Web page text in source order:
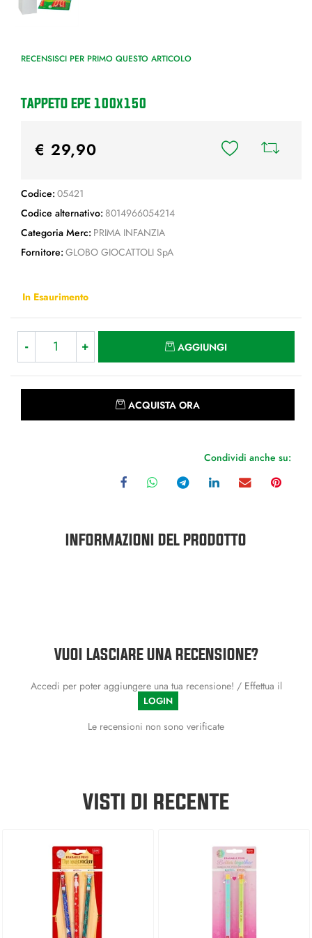
RECENSISCI PER PRIMO QUESTO ARTICOLO
TAPPETO EPE 100x150
€ 29,90
Codice: 05421
Codice alternativo: 8014966054214
Categoria Merc: PRIMA INFANZIA
Fornitore: GLOBO GIOCATTOLI SpA
In Esaurimento
AGGIUNGI
ACQUISTA ORA
Condividi anche su:
INFORMAZIONI DEL PRODOTTO
VUOI LASCIARE UNA RECENSIONE?
Accedi per poter aggiungere una tua recensione! / Effettua il
LOGIN
Le recensioni non sono verificate
VISTI DI RECENTE